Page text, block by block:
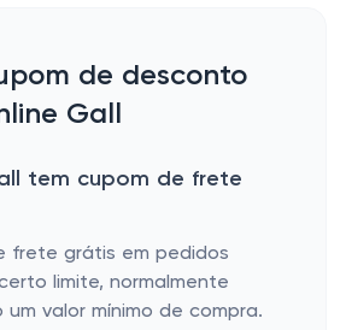
de desconto
Gall
tem cupom de frete
frete grátis em pedidos
limite, normalmente
um valor mínimo de compra.